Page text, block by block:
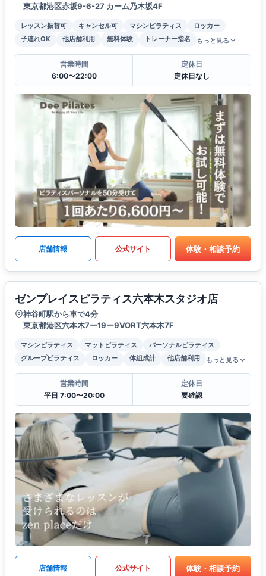
東京都港区赤坂9-6-27 カーム乃木坂4F
レッスン振替可 キャンセル可 マシンピラティス
ロッカー
子連れOK
他店舗利用 無料体験 トレーナー指名 もっと見る
営業時間
6:00〜22:00
定休日
定休日なし
店舗情報 公式サイト 体験・相談予約
ゼンプレイスピラティス六本木スタジオ店
神谷町駅から車で4分
東京都港区六本木7ー19ー9VORT六本木7F
マシンピラティス マットピラティス
パーソナルピラティス
グループピラティス
ロッカー 体組成計 他店舗利用 もっと見る
営業時間
平日 7:00〜20:00
定休日
要確認
店舗情報 公式サイト 体験・相談予約